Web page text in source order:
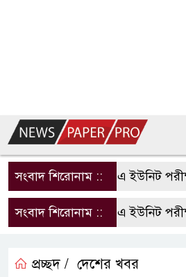
সংবাদ শিরোনাম ::রাবি এ ইউনিট
সংবাদ শিরোনাম ::রাবি এ ইউনিট
প্রচ্ছদ / দেশের খবর